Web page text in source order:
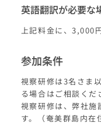
英語翻訳が必要な
上記料金に、3,000
参加条件
視察研修は3名さま
る場合はご相談くだ
視察研修は、弊社施
す。（奄美群島内在